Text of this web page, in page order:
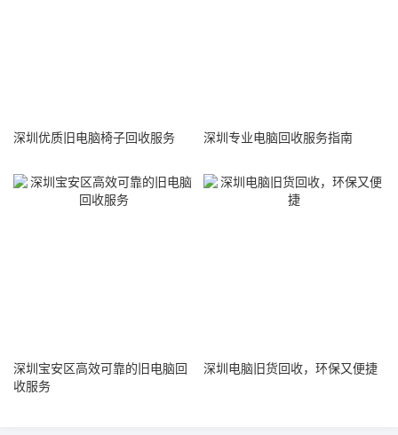
深圳优质旧电脑椅子回收服务 深圳专业电脑回收服务指南
深圳宝安区高效可靠的旧电脑回
收服务
深圳电脑旧货回收，环保又便捷